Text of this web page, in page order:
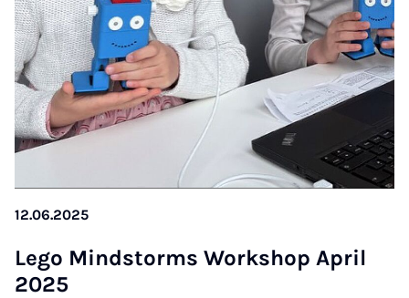
12.06.2025
Le­go Mind­s­torms Work­shop April
2025